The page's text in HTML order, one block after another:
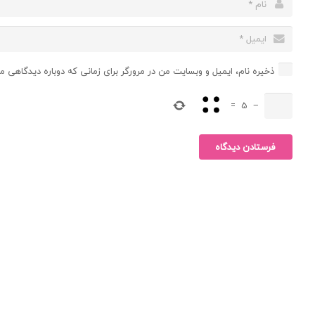
ذخیره نام، ایمیل و وبسایت من در مرورگر برای زمانی که دوباره
−
5
=
فرستادن دیدگاه